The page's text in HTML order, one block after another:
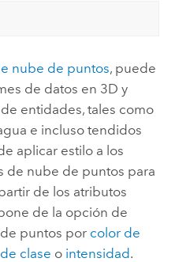
nube de puntos, puede
de datos en 3D y
entidades, tales como
e incluso tendidos
aplicar estilo a los
de nube de puntos para
de los atributos
de la opción de
puntos por color de
clase o intensidad.